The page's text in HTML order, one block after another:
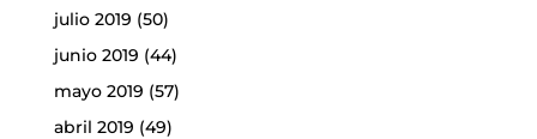
julio 2019 (50)
junio 2019 (44)
mayo 2019 (57)
abril 2019 (49)